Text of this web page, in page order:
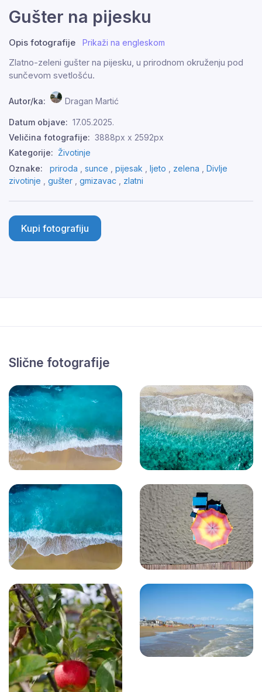
Gušter na pijesku
Opis fotografije Prikaži na engleskom
Zlatno-zeleni gušter na pijesku, u prirodnom okruženju pod
sunčevom svetlošću.
Autor/ka: Dragan Martić
Datum objave: 17.05.2025.
Veličina fotografije: 3888px x 2592px
Kategorije: Životinje
Oznake:
priroda sunce pijesak ljeto zelena
Divlje
zivotinje
gušter gmizavac zlatni
Kupi fotografiju
Slične fotografije